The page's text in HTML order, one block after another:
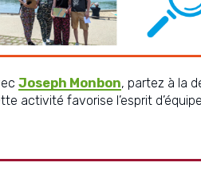
Joseph Monbon, partez à la
activité favorise l’esprit